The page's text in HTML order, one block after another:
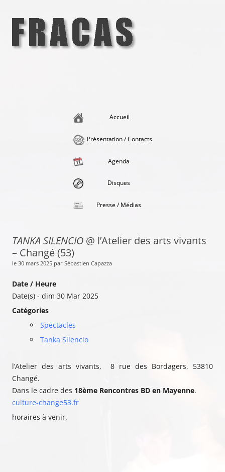
contenu
Accueil
Présentation / Contacts
Agenda
Disques
Presse / Médias
TANKA SILENCIO @ l’Atelier des arts vivants
– Changé (53)
le 30 mars 2025 par Sébastien Capazza
Date / Heure
Date(s) - dim 30 Mar 2025
Catégories
Spectacles
Tanka Silencio
l’Atelier des arts vivants,
8 rue des Bordagers, 53810
Changé.
Dans le cadre des 18ème Rencontres BD en Mayenne.
culture-change53.fr
horaires à venir.